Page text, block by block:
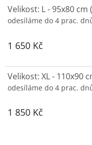
Velikost: L - 95x80 cm
odesíláme do 4 prac.
1 650 Kč
Velikost: XL - 110x90
odesíláme do 4 prac.
1 850 Kč